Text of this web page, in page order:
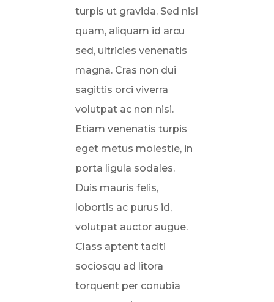
turpis ut gravida. Sed nisl
quam, aliquam id arcu
sed, ultricies venenatis
magna. Cras non dui
sagittis orci viverra
volutpat ac non nisi.
Etiam venenatis turpis
eget metus molestie, in
porta ligula sodales.
Duis mauris felis,
lobortis ac purus id,
volutpat auctor augue.
Class aptent taciti
sociosqu ad litora
torquent per conubia